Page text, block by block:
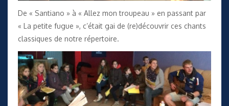
De « Santiano » à « Allez mon troupeau » en passant par
« La petite fugue », c’était gai de (re)découvrir ces chants
classiques de notre répertoire.